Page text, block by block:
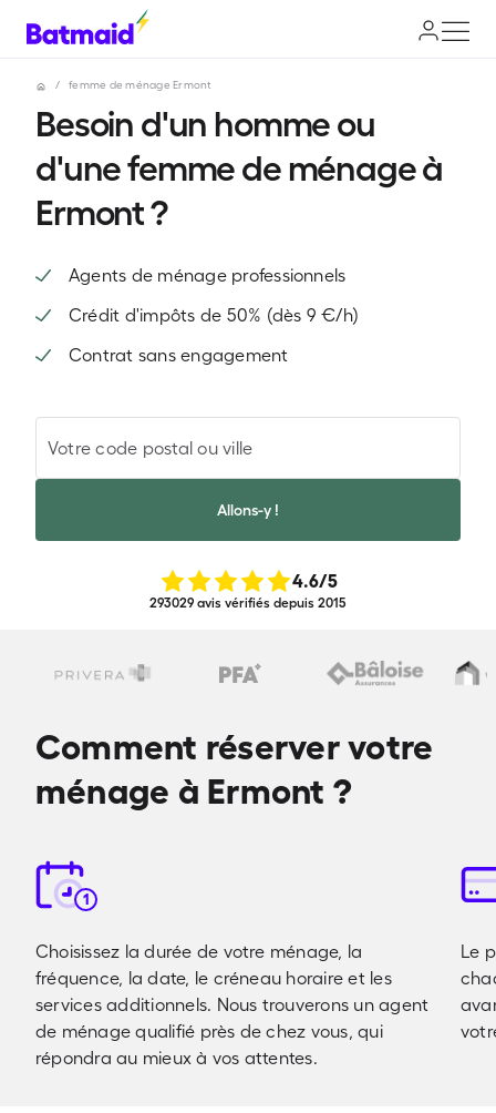
/ femme de ménage Ermont
Besoin d'un homme ou
d'une femme de ménage à
Ermont ?
Agents de ménage professionnels
Crédit d'impôts de 50% (dès 9 €/h)
Contrat sans engagement
Votre code postal ou ville
Allons-y !
4.6/5
293029 avis vérifiés depuis 2015
Comment réserver votre
ménage à Ermont ?
1
Choisissez la durée de votre ménage, la
fréquence, la date, le créneau horaire et les
services additionnels. Nous trouverons un agent
de ménage qualifié près de chez vous, qui
répondra au mieux à vos attentes.
Le